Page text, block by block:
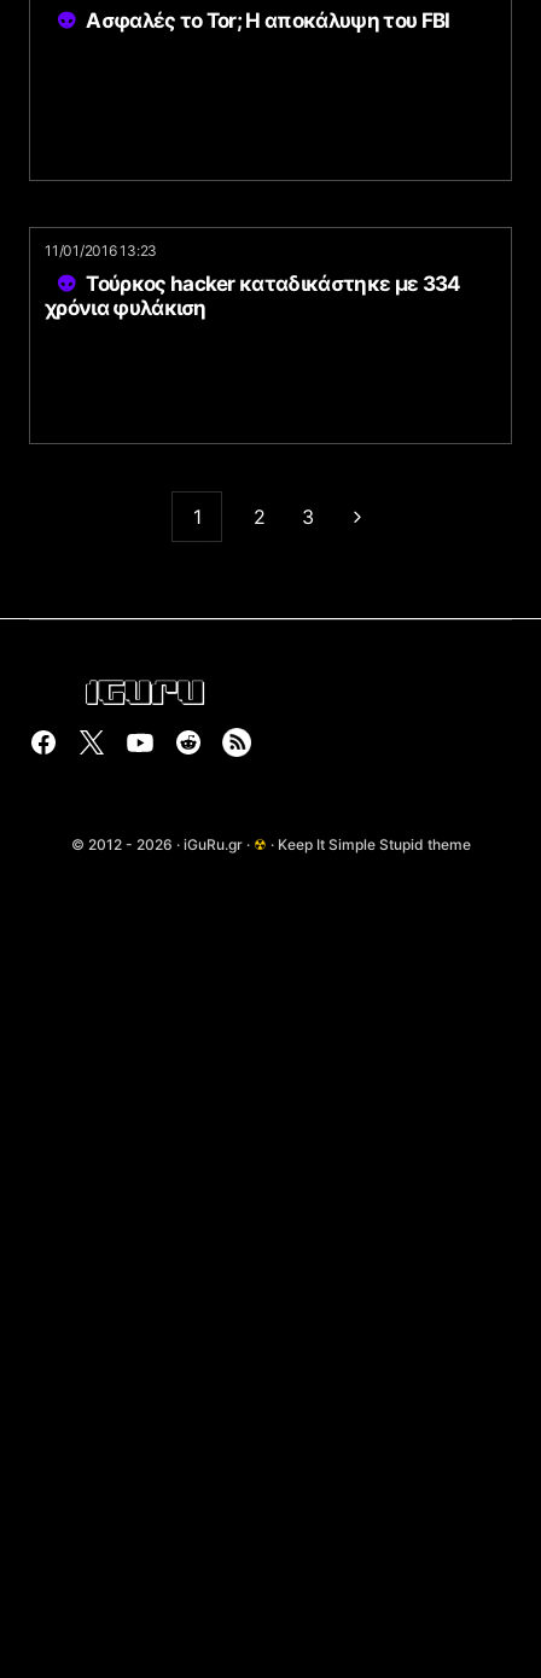
Ασφαλές το Tor; H αποκάλυψη του FBI
11/01/2016 13:23
Τούρκος hacker καταδικάστηκε με 334
χρόνια φυλάκιση
1 2 3
© 2012 - 2026 · iGuRu.gr · ☢ · Keep It Simple Stupid theme